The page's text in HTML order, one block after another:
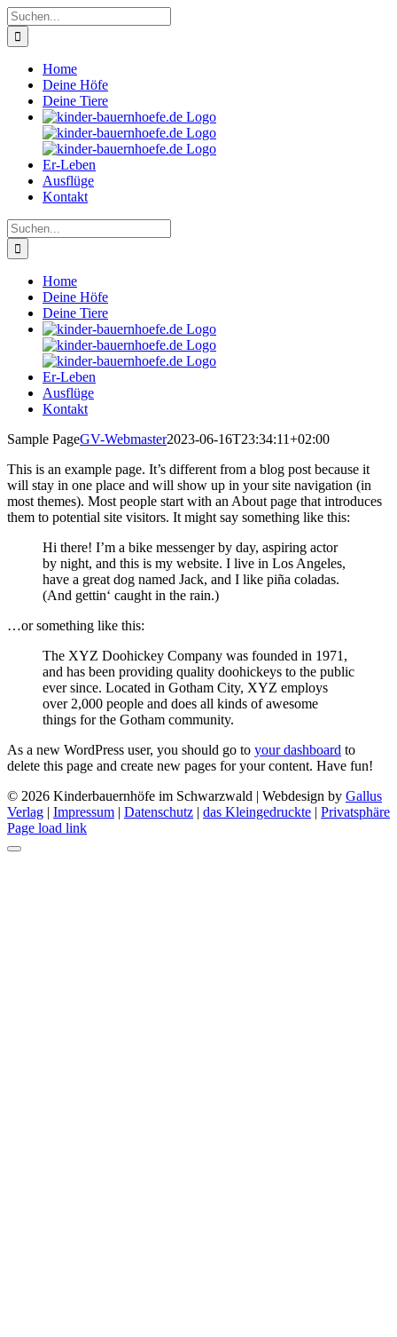
Zum
Inhalt
springen
Suche
nach:
Home
Deine Höfe
Deine Tiere
Er-Leben
Ausflüge
Kontakt
Suche
nach:
Home
Deine Höfe
Deine Tiere
Er-Leben
Ausflüge
Kontakt
Sample PageGV-Webmaster2023-06-16T23:34:11+02:00
This is an example page. It’s different from a blog post because it
will stay in one place and will show up in your site navigation (in
most themes). Most people start with an About page that introduces
them to potential site visitors. It might say something like this:
Hi there! I’m a bike messenger by day, aspiring actor
by night, and this is my website. I live in Los Angeles,
have a great dog named Jack, and I like piña coladas.
(And gettin‘ caught in the rain.)
…or something like this:
The XYZ Doohickey Company was founded in 1971,
and has been providing quality doohickeys to the public
ever since. Located in Gotham City, XYZ employs
over 2,000 people and does all kinds of awesome
things for the Gotham community.
As a new WordPress user, you should go to your dashboard to
delete this page and create new pages for your content. Have fun!
© 2026 Kinderbauernhöfe im Schwarzwald | Webdesign by Gallus
Verlag | Impressum | Datenschutz | das Kleingedruckte | Privatsphäre
Facebook
Instagram
Tiktok
Page load link